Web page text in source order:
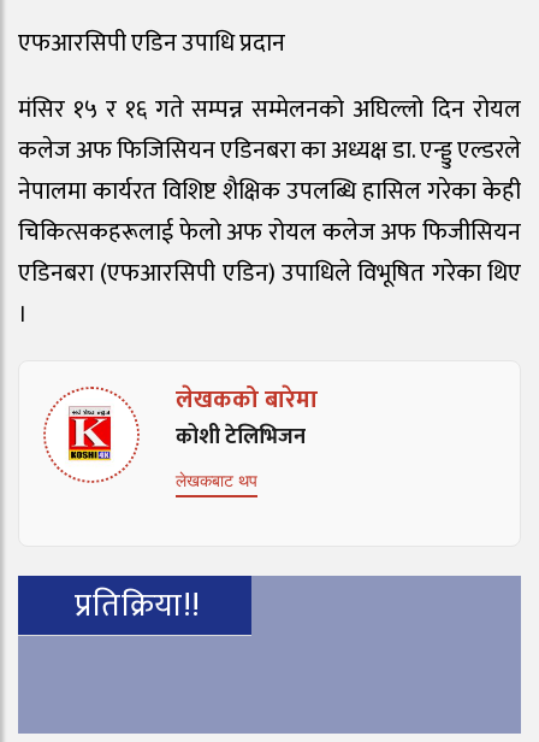
एफआरसिपी एडिन उपाधि प्रदान
मंसिर १५ र १६ गते सम्पन्न सम्मेलनको अघिल्लो दिन रोयल
कलेज अफ फिजिसियन एडिनबरा का अध्यक्ष डा. एन्ड्डु एल्डरले
नेपालमा कार्यरत विशिष्ट शैक्षिक उपलब्धि हासिल गरेका केही
चिकित्सकहरूलाई फेलो अफ रोयल कलेज अफ फिजीसियन
एडिनबरा (एफआरसिपी एडिन) उपाधिले विभूषित गरेका थिए
।
लेखकको बारेमा
कोशी टेलिभिजन
लेखकबाट थप
प्रतिक्रिया!!